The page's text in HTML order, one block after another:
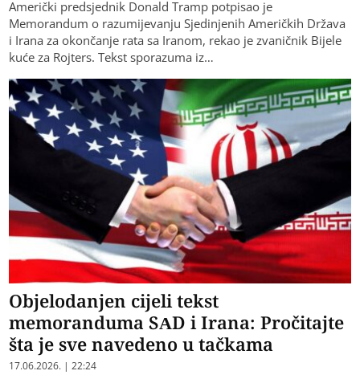
Američki predsjednik Donald Tramp potpisao je
Memorandum o razumijevanju Sjedinjenih Američkih Država
i Irana za okončanje rata sa Iranom, rekao je zvaničnik Bijele
kuće za Rojters. Tekst sporazuma iz…
Objelodanjen cijeli tekst
memoranduma SAD i Irana: Pročitajte
šta je sve navedeno u tačkama
17.06.2026. | 22:24